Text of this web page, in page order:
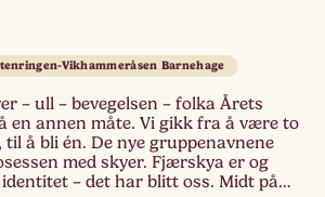
Vikhammeråsen Barnehage
– ull – bevegelsen – folka Årets
en annen måte. Vi gikk fra å være to
å bli én. De nye gruppenavnene
med skyer. Fjærskya er og
– det har blitt oss. Midt på